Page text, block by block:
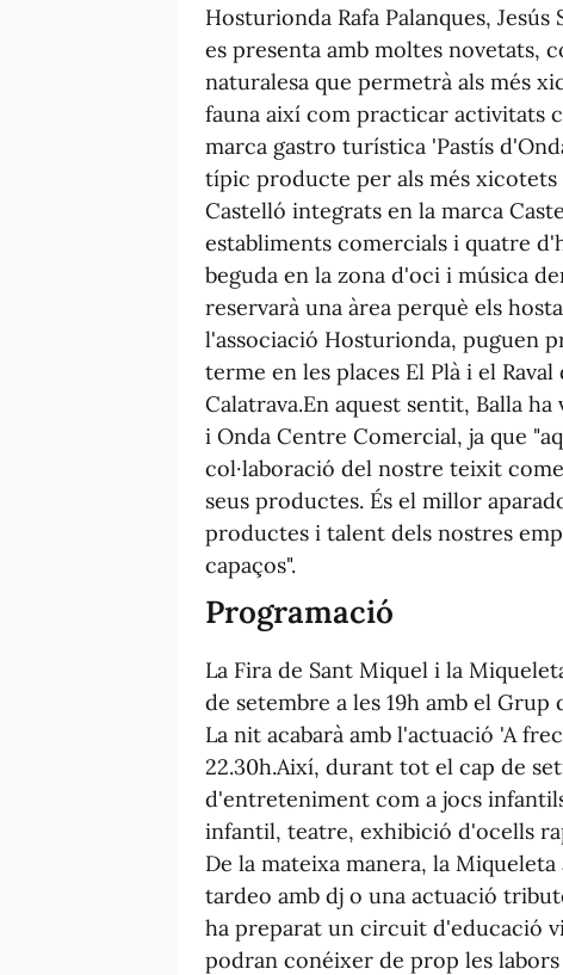
Hosturionda Rafa Palanques,
es presenta amb moltes novetats,
naturalesa que permetrà als més
fauna així com practicar activitats
marca gastro turística 'Pastís
típic producte per als més
Castelló integrats en la marca
establiments comercials i quatre
beguda en la zona d'oci i música
reservarà una àrea perquè els
l'associació Hosturionda, puguen
terme en les places El Plà i el
Calatrava.En aquest sentit, Balla
i Onda Centre Comercial, ja que
col·laboració del nostre teixit
seus productes. És el millor
productes i talent dels nostres
capaços".
Programació
La Fira de Sant Miquel i la
de setembre a les 19h amb el
La nit acabarà amb l'actuació 'A
22.30h.Així, durant tot el cap de
d'entreteniment com a jocs
infantil, teatre, exhibició d'ocells
De la mateixa manera, la
tardeo amb dj o una actuació
ha preparat un circuit d'educació
podran conéixer de prop les